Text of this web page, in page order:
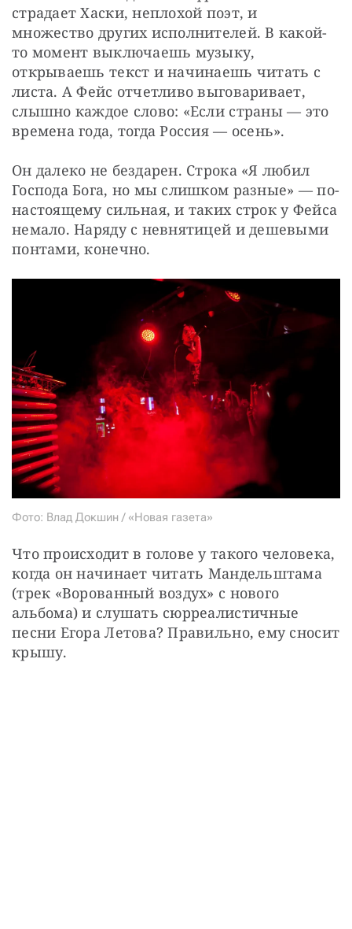
страдает Хаски, неплохой поэт, и
множество других исполнителей. В какой-
то момент выключаешь музыку,
открываешь текст и начинаешь читать с
листа. А Фейс отчетливо выговаривает,
слышно каждое слово: «Если страны — это
времена года, тогда Россия — осень».
Он далеко не бездарен. Строка «Я любил
Господа Бога, но мы слишком разные» — по-
настоящему сильная, и таких строк у Фейса
немало. Наряду с невнятицей и дешевыми
понтами, конечно.
Фото: Влад Докшин / «Новая газета»
Что происходит в голове у такого человека,
когда он начинает читать Мандельштама
(трек «Ворованный воздух» с нового
альбома) и слушать сюрреалистичные
песни Егора Летова? Правильно, ему сносит
крышу.